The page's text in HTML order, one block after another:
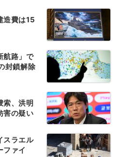
造費は15
航路」で
封鎖解除
索、洪明
害の疑い
スラエル
ファイ